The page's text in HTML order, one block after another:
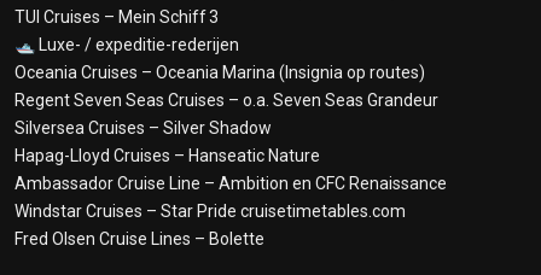
TUI Cruises – Mein Schiff 3
🛥️ Luxe- / expeditie-rederijen
Oceania Cruises – Oceania Marina (Insignia op routes)
Regent Seven Seas Cruises – o.a. Seven Seas Grandeur
Silversea Cruises – Silver Shadow
Hapag-Lloyd Cruises – Hanseatic Nature
Ambassador Cruise Line – Ambition en CFC Renaissance
Windstar Cruises – Star Pride cruisetimetables.com
Fred Olsen Cruise Lines – Bolette